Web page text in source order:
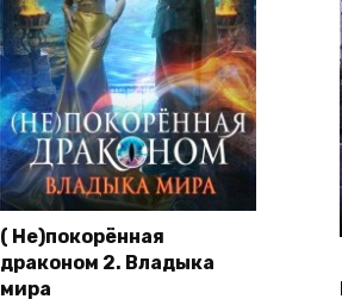
( Не)покорённая
драконом 2. Владыка
мира